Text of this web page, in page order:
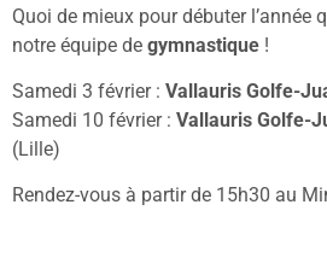
Quoi de mieux pour débuter l’année
notre équipe de gymnastique !
Samedi 3 février : Vallauris Golfe-
Samedi 10 février : Vallauris Golfe-
(Lille)
Rendez-vous à partir de 15h30 au